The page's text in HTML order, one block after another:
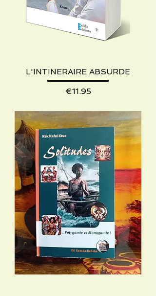
L'INTINERAIRE ABSURDE
Price
€11.95